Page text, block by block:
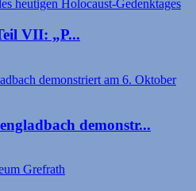
VII: „P...
demonstr...